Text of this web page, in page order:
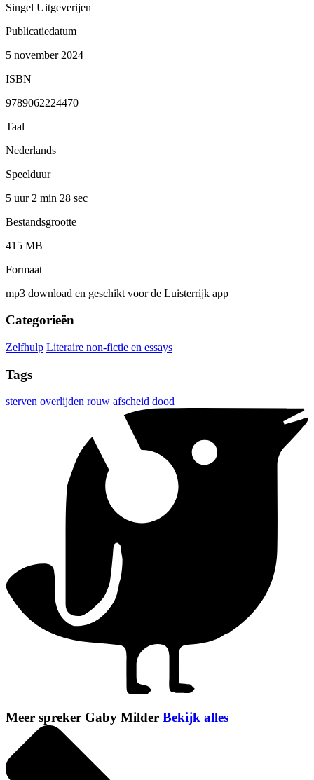
Singel Uitgeverijen
Publicatiedatum
5 november 2024
ISBN
9789062224470
Taal
Nederlands
Speelduur
5 uur 2 min 28 sec
Bestandsgrootte
415 MB
Formaat
mp3 download en geschikt voor de Luisterrijk app
Categorieën
Zelfhulp Literaire non-fictie en essays
Tags
sterven overlijden rouw afscheid dood
Meer spreker Gaby Milder Bekijk alles